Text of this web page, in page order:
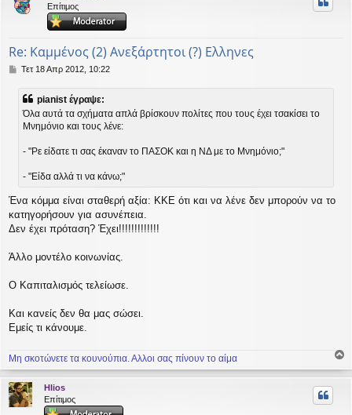
Επίτιμος
Re: Καμμένος (2) Ανεξάρτητοι (?) Ελληνες
Δ
σ
Τετ 18 Απρ 2012, 10:22
pianist έγραψε:
Όλα αυτά τα σχήματα απλά βρίσκουν πολίτες που τους έχει τσακίσει το
Μνημόνιο και τους λένε:
- "Ρε είδατε τι σας έκαναν το ΠΑΣΟΚ και η ΝΔ με το Μνημόνιο;"
- "Είδα αλλά τι να κάνω;"
Ένα κόμμα είναι σταθερή αξία: ΚΚΕ ότι και να λένε δεν μπορούν να το
κατηγορήσουν για ασυνέπεια.
Δεν έχει πρόταση? Έχει!!!!!!!!!!!!!
Άλλο μοντέλο κοινωνίας.
Ο Καπιταλισμός τελείωσε.
Και κανείς δεν θα μας σώσει.
Εμείς τι κάνουμε.
Μη σκοτώνετε τα κουνούπια. Αλλοι σας πίνουν το αίμα
ο
ρ
Hlios
Επίτιμος